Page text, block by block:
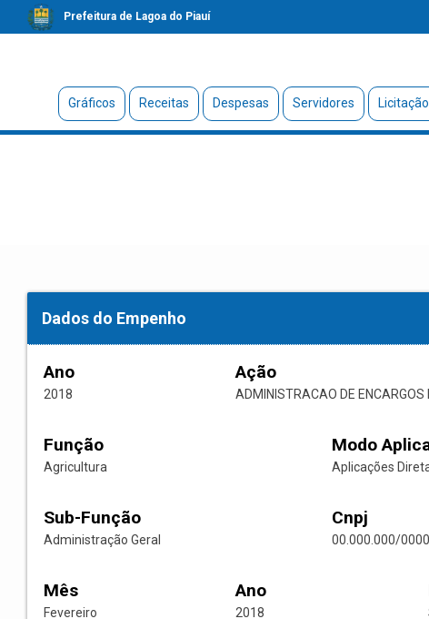
Prefeitura de Lagoa do Piauí
Gráficos Receitas Despesas Servidores Licitação
Dados do Empenho
Ano
2018
Ação
ADMINISTRACAO DE ENCARGOS
Função
Agricultura
Modo
Aplicações
Sub-Função
Administração Geral
Cnpj
00.000.000/
Mês
Fevereiro
Ano
2018